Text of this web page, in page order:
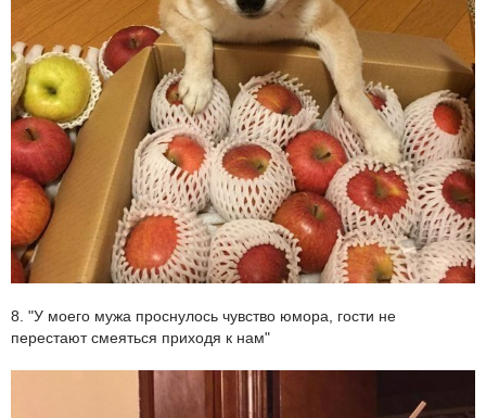
8. "У моего мужа проснулось чувство юмора, гости не
перестают смеяться приходя к нам"